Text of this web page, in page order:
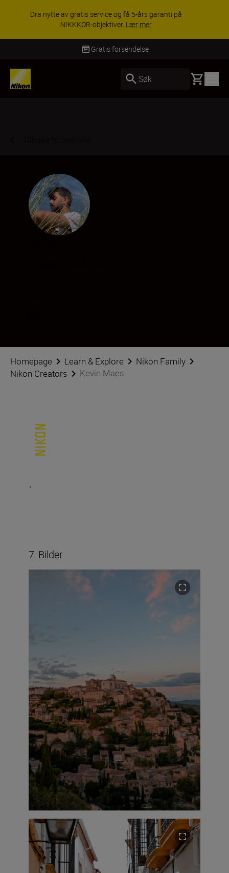
ACCESSORY SAVINGS | Få 15 % rabatt på
utvalgt tilbehør, gjør fotoutstyret komplett i dag.
KJØP NÅ
Levering innen 3–6 virkedager
Søk Basket
Homepage Learn & Explore
Nikon Family
Nikon Creators
Kevin Maes
.
7 Bilder